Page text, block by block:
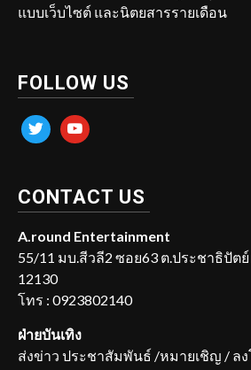
แบบเว็บไซต์ และนิตยสารรายเดือน
FOLLOW US
twitter youtube
CONTACT US
A.round Entertainment
55/11 มบ.สีวลี2 ซอย63 ต.ประชาธิปัต
12130
โทร : 0923802140
ฝ่ายบันเทิง
ส่งข่าว ประชาสัมพันธ์ /หมายเชิญ / ล